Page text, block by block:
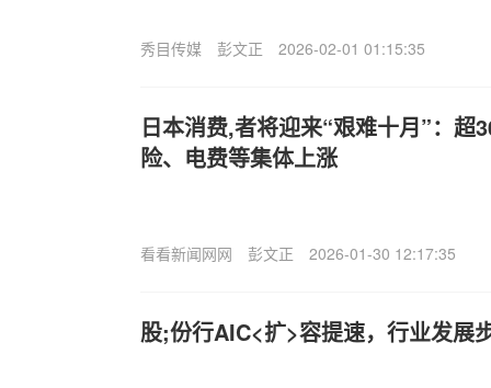
秀目传媒 彭文正 2026-02-01 01:15:35
日本消费,者将迎来“艰难十月”：超
险、电费等集体上涨
看看新闻网网 彭文正 2026-01-30 12:17:35
股;份行AIC<扩>容提速，行业发展